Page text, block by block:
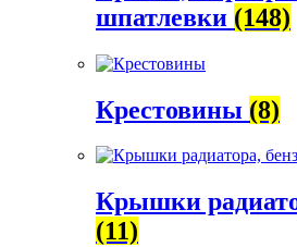
шпатлевки (148)
Крестовины (8)
Крышки
(11)